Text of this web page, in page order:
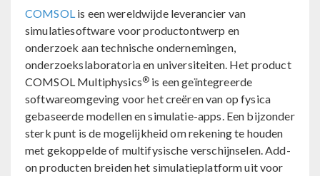
COMSOL is een wereldwijde leverancier van
simulatiesoftware voor productontwerp en
onderzoek aan technische ondernemingen,
onderzoekslaboratoria en universiteiten. Het product
COMSOL Multiphysics® is een geïntegreerde
softwareomgeving voor het creëren van op fysica
gebaseerde modellen en simulatie-apps. Een bijzonder
sterk punt is de mogelijkheid om rekening te houden
met gekoppelde of multifysische verschijnselen. Add-
on producten breiden het simulatieplatform uit voor